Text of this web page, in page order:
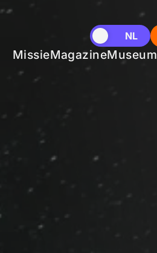
EN NL
MissieMagazineMuseum